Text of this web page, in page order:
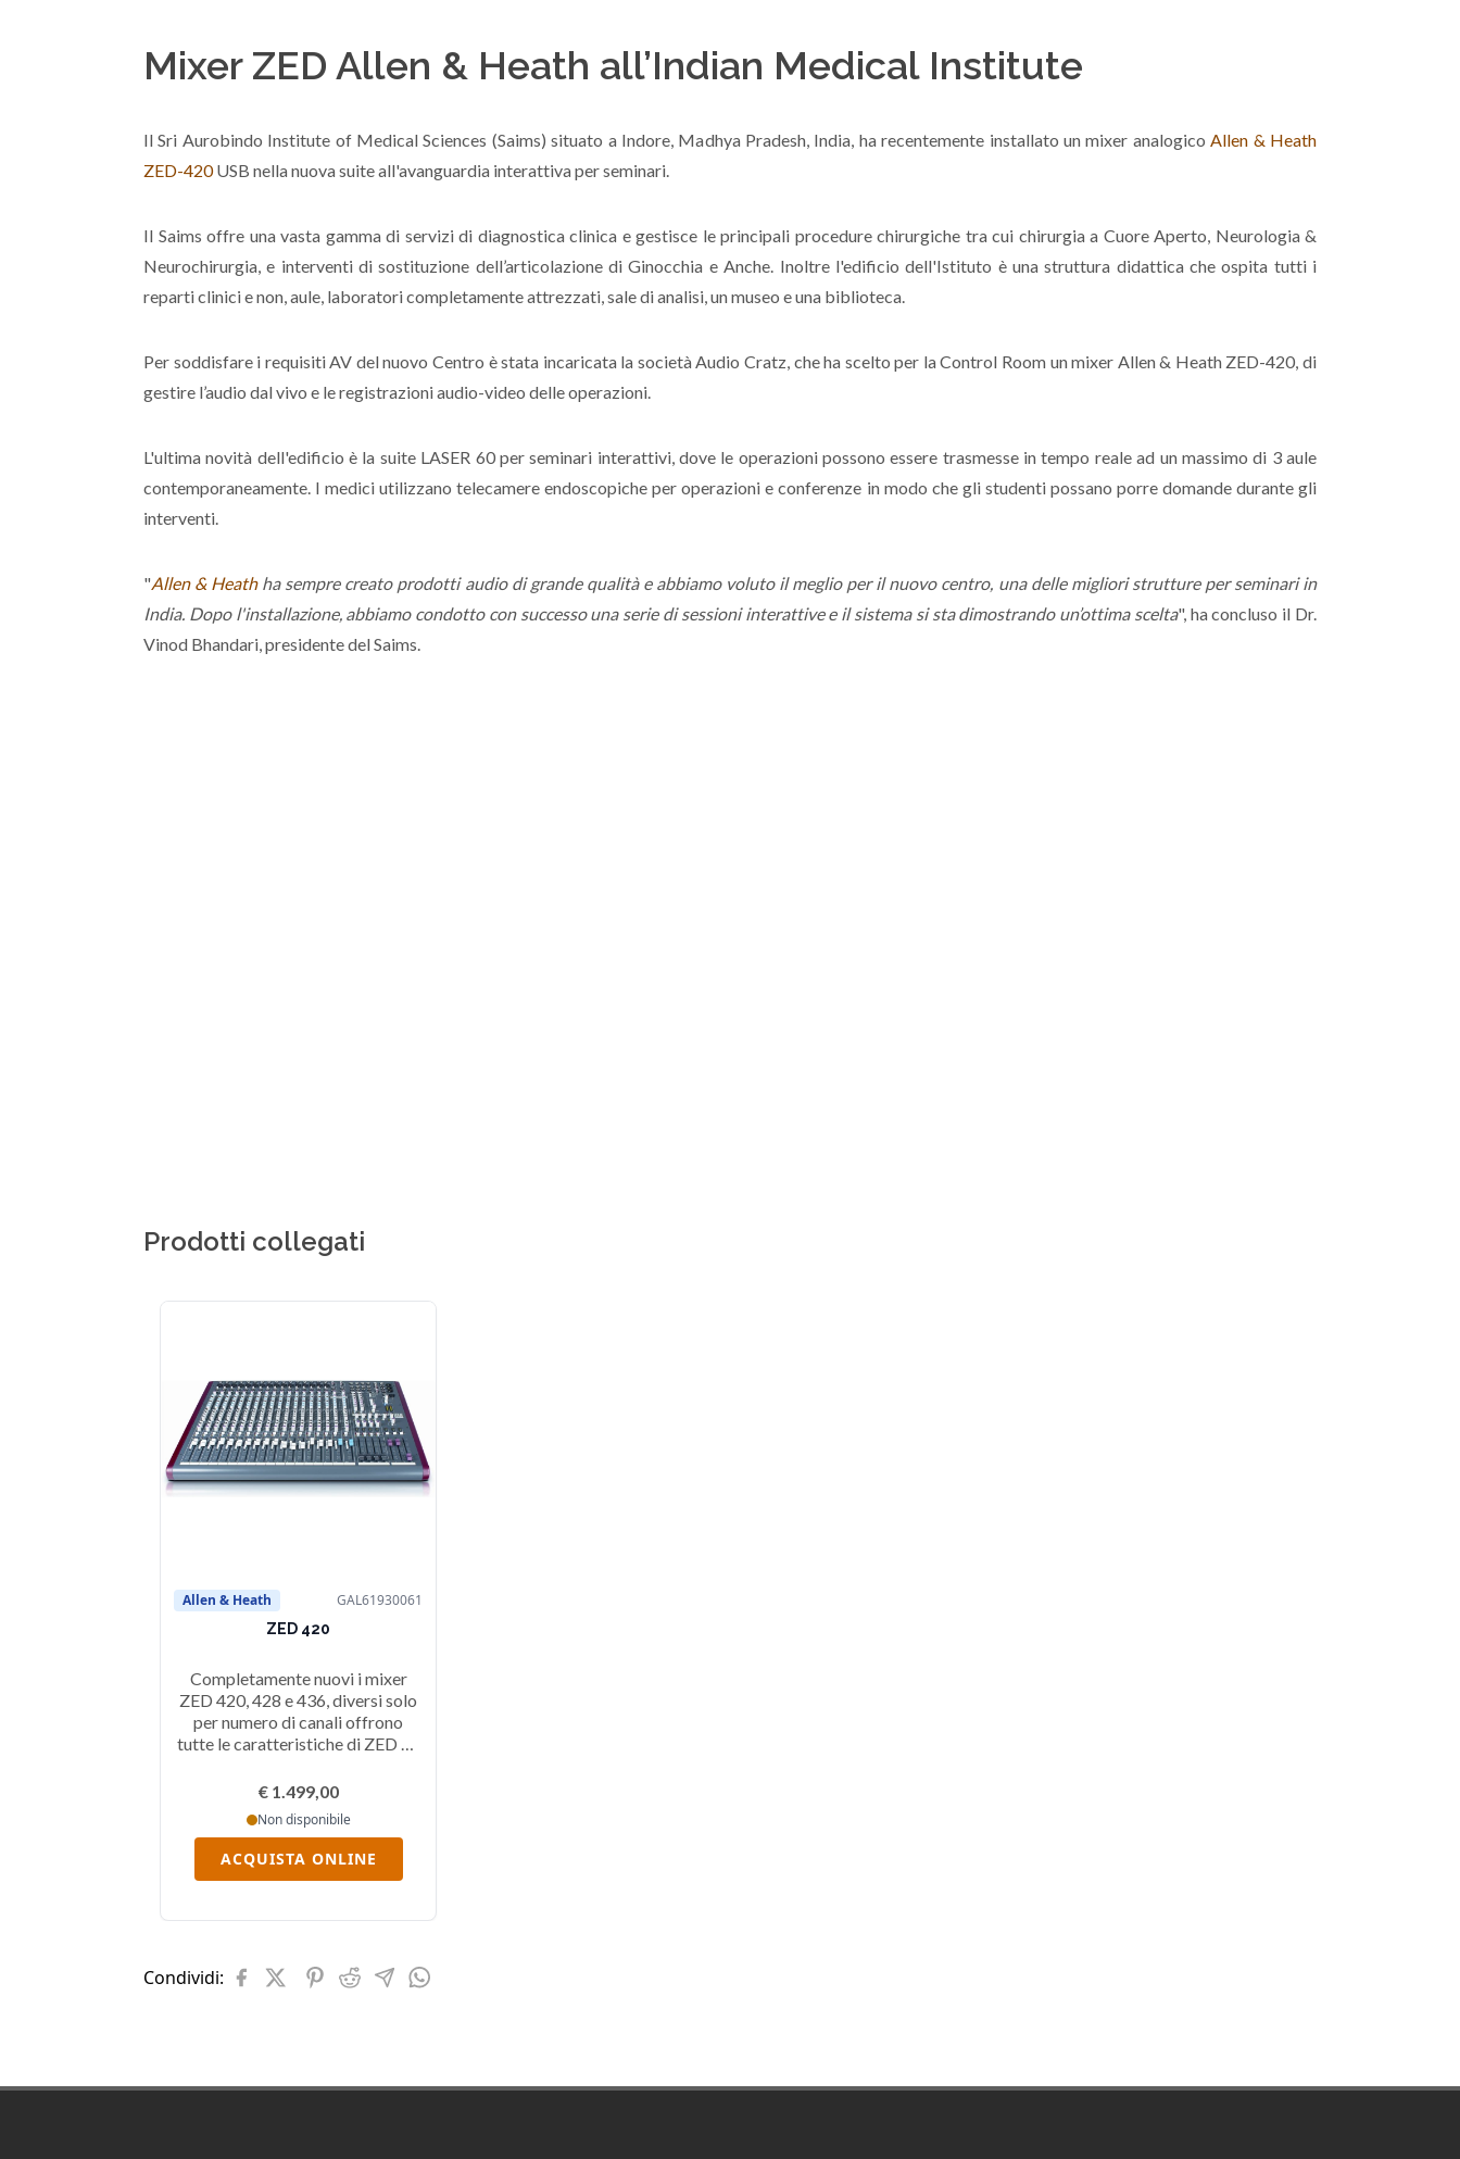
Mixer ZED Allen & Heath all’Indian Medical Institute
Il Sri Aurobindo Institute of Medical Sciences (Saims) situato a Indore, Madhya Pradesh, India, ha recentemente installato un mixer analogico Allen & Heath
ZED-420USB nella nuova suite all'avanguardia interattiva per seminari.
Il Saims offre una vasta gamma di servizi di diagnostica clinica e gestisce le principali procedure chirurgiche tra cui chirurgia a Cuore Aperto, Neurologia &
Neurochirurgia, e interventi di sostituzione dell’articolazione di Ginocchia e Anche. Inoltre l'edificio dell'Istituto è una struttura didattica che ospita tutti i
reparti clinici e non, aule, laboratori completamente attrezzati, sale di analisi, un museo e una biblioteca.
Per soddisfare i requisiti AV del nuovo Centro è stata incaricata la società Audio Cratz, che ha scelto per la Control Room un mixer Allen & Heath ZED-420, di
gestire l’audio dal vivo e le registrazioni audio-video delle operazioni.
L'ultima novità dell'edificio è la suite LASER 60 per seminari interattivi, dove le operazioni possono essere trasmesse in tempo reale ad un massimo di 3 aule
contemporaneamente. I medici utilizzano telecamere endoscopiche per operazioni e conferenze in modo che gli studenti possano porre domande durante gli
interventi.
"Allen & Heathha sempre creato prodotti audio di grande qualità e abbiamo voluto il meglio per il nuovo centro, una delle migliori strutture per seminari in
India. Dopo l'installazione, abbiamo condotto con successo una serie di sessioni interattive e il sistema si sta dimostrando un’ottima scelta", ha concluso il Dr.
Vinod Bhandari, presidente del Saims.
Prodotti collegati
Allen & Heath GAL61930061
ZED 420
Completamente nuovi i mixer
ZED 420, 428 e 436, diversi solo
per numero di canali offrono
tutte le caratteristiche di ZED 12
completa, Direct Out sui canali, 6
uscite matrix e Master LR e
Mono.
€ 1.499,00
Non disponibile
ACQUISTA ONLINE
Condividi: